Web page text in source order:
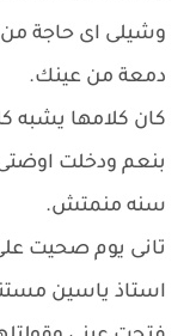
وشيلى اى حاجة
دمعة من عينك.
كان كلامها يشبه
بنعم ودخلت
سنه منمتش.
تانى يوم صحيت
استاذ ياسين